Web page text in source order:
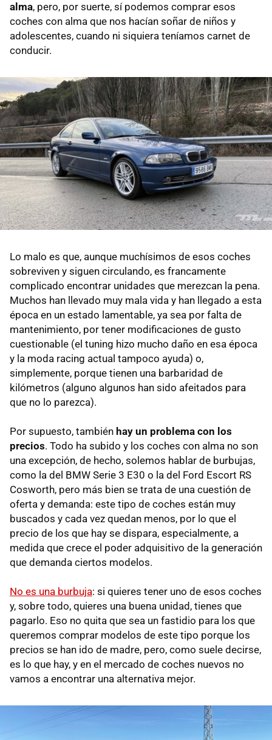
alma, pero, por suerte, sí podemos comprar esos
coches con alma que nos hacían soñar de niños y
adolescentes, cuando ni siquiera teníamos carnet de
conducir.
Lo malo es que, aunque muchísimos de esos coches
sobreviven y siguen circulando, es francamente
complicado encontrar unidades que merezcan la pena.
Muchos han llevado muy mala vida y han llegado a esta
época en un estado lamentable, ya sea por falta de
mantenimiento, por tener modificaciones de gusto
cuestionable (el tuning hizo mucho daño en esa época
y la moda racing actual tampoco ayuda) o,
simplemente, porque tienen una barbaridad de
kilómetros (alguno algunos han sido afeitados para
que no lo parezca).
Por supuesto, también hay un problema con los
precios. Todo ha subido y los coches con alma no son
una excepción, de hecho, solemos hablar de burbujas,
como la del BMW Serie 3 E30 o la del Ford Escort RS
Cosworth, pero más bien se trata de una cuestión de
oferta y demanda: este tipo de coches están muy
buscados y cada vez quedan menos, por lo que el
precio de los que hay se dispara, especialmente, a
medida que crece el poder adquisitivo de la generación
que demanda ciertos modelos.
No es una burbuja: si quieres tener uno de esos coches
y, sobre todo, quieres una buena unidad, tienes que
pagarlo. Eso no quita que sea un fastidio para los que
queremos comprar modelos de este tipo porque los
precios se han ido de madre, pero, como suele decirse,
es lo que hay, y en el mercado de coches nuevos no
vamos a encontrar una alternativa mejor.